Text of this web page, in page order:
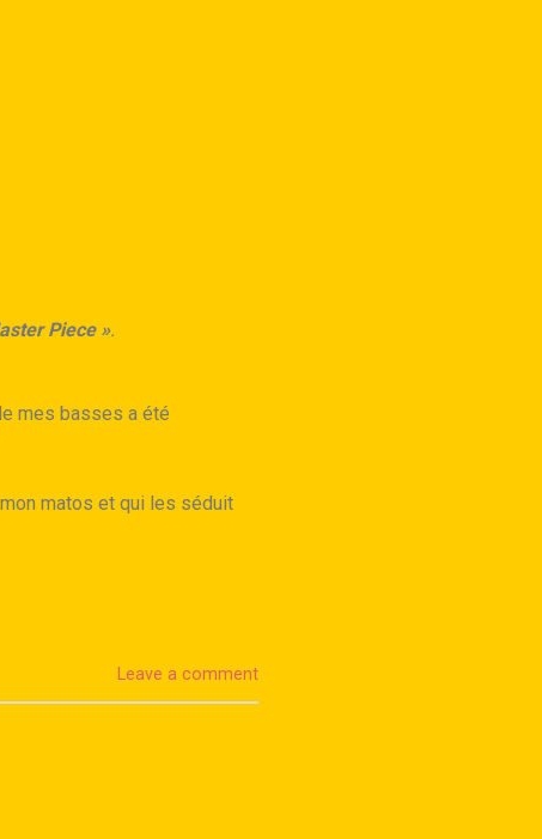
Piece ».
mes basses a été
matos et qui les séduit
Leave a comment